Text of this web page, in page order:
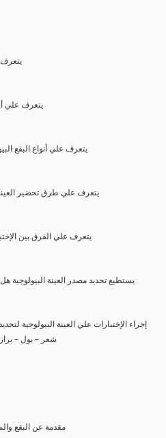
(1)
(2) يتعرف
(3) يتعرف علي أنواع البقع
(4) يتعرف علي طرق تحضير
(5) يتعرف علي الفرق بين
(6) يستطيع تحديد مصدر العينة
شعر – بول –
1- مقدمة عن البقع